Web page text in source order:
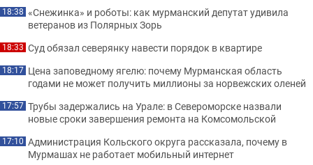
18:38 «Снежинка» и роботы: как мурманский депутат удивила
ветеранов из Полярных Зорь
18:33 Суд обязал северянку навести порядок в квартире
18:17 Цена заповедному ягелю: почему Мурманская область
годами не может получить миллионы за норвежских оленей
17:57 Трубы задержались на Урале: в Североморске назвали
новые сроки завершения ремонта на Комсомольской
17:10 Администрация Кольского округа рассказала, почему в
Мурмашах не работает мобильный интернет